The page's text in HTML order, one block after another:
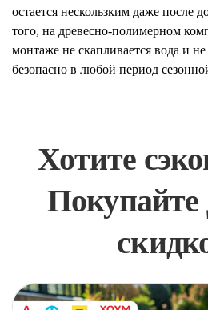
остается нескользким даже после
того, на древесно-полимерном
монтаже не скапливается вода и не
безопасно в любой период
Хотите